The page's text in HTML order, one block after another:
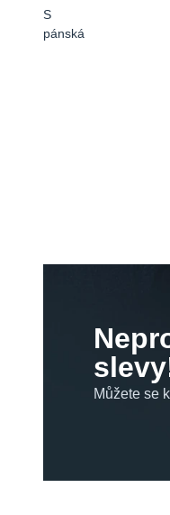
S
pánská
Můžete se